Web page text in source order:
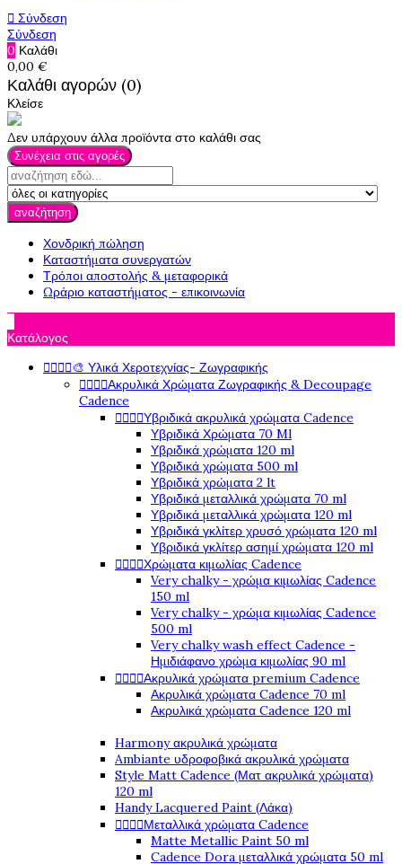
 Σύνδεση
Σύνδεση
0 Καλάθι
0,00 €
Καλάθι αγορών (0)
Κλείσε
Δεν υπάρχουν άλλα προϊόντα στο καλάθι σας
Συνέχεια στις αγορές
αναζήτηση
Χονδρική πώληση
Καταστήματα συνεργατών
Τρόποι αποστολής & μεταφορικά
Ωράριο καταστήματος - επικοινωνία
Κατάλογος
🎨 Υλικά Χεροτεχνίας- Ζωγραφικής
Ακρυλικά Χρώματα Ζωγραφικής & Decoupage
Cadence
Υβριδικά ακρυλικά χρώματα Cadence
Υβριδικά Χρώματα 70 Ml
Υβριδικά χρώματα 120 ml
Υβριδικά χρώματα 500 ml
Υβριδικά χρώματα 2 lt
Υβριδικά μεταλλικά χρώματα 70 ml
Υβριδικά μεταλλικά χρώματα 120 ml
Υβριδικά γκλίτερ χρυσό χρώματα 120 ml
Υβριδικά γκλίτερ ασημί χρώματα 120 ml
Χρώματα κιμωλίας Cadence
Very chalky - χρώμα κιμωλίας Cadence
150 ml
Very chalky - χρώμα κιμωλίας Cadence
500 ml
Very chalky wash effect Cadence -
Ημιδιάφανο χρώμα κιμωλίας 90 ml
Ακρυλικά χρώματα premium Cadence
Ακρυλικά χρώματα Cadence 70 ml
Ακρυλικά χρώματα Cadence 120 ml
Harmony ακρυλικά χρώματα
Ambiante υδροφοβικά ακρυλικά χρώματα
Style Matt Cadence (Ματ ακρυλικά χρώματα)
120 ml
Handy Lacquered Paint (Λάκα)
Μεταλλικά χρώματα Cadence
Matte Metallic Paint 50 ml
Cadence Dora μεταλλικά χρώματα 50 ml